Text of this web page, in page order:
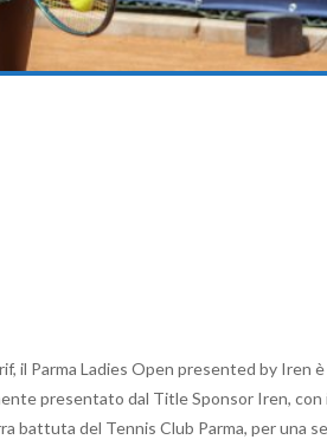
il Parma Ladies Open presented by Iren
presentato dal Title Sponsor Iren,
battuta del Tennis Club Parma, per una